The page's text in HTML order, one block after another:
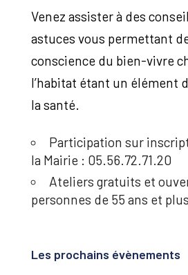
Venez assister à des
astuces vous permettant
conscience du bien-vivre
l’habitat étant un élément
la santé.
Participation sur
la Mairie : 05.56.72.71.20
Ateliers gratuits et
personnes de 55 ans et
Les prochains évènements